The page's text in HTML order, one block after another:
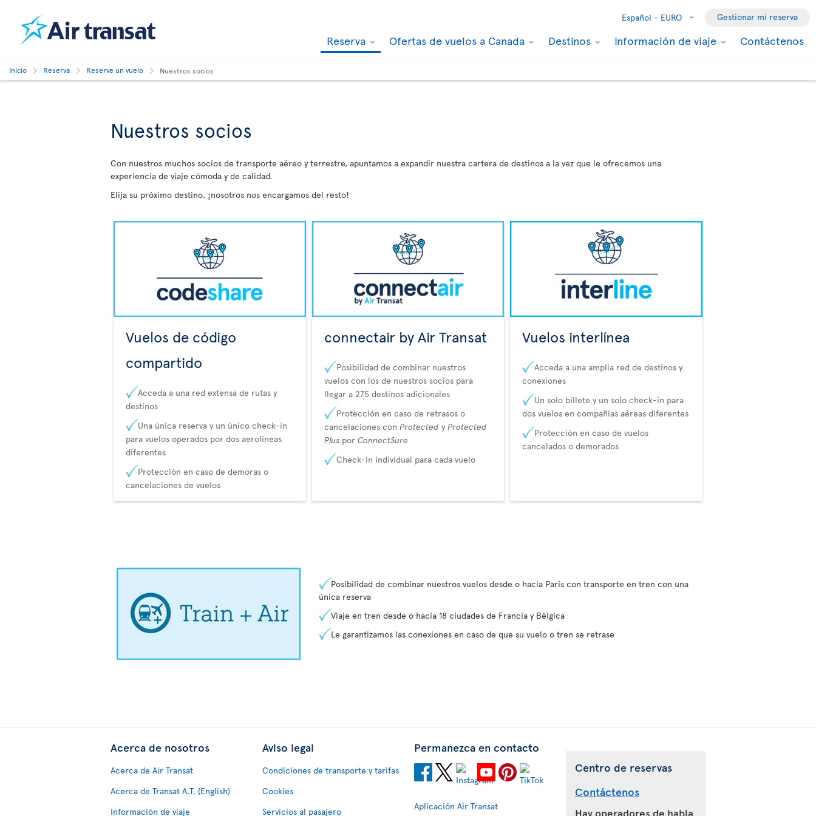
Español - EURO Gestionar mi reserva
Reserva Ofertas de vuelos a Canada Destinos Información de viaje Contáctenos
Inicio Reserva Reserve un vuelo Nuestros socios
Nuestros socios
Con nuestros muchos socios de transporte aéreo y terrestre, apuntamos a expandir nuestra cartera de destinos a la vez que le ofrecemos una
experiencia de viaje cómoda y de calidad.
Elija su próximo destino, ¡nosotros nos encargamos del resto!
Vuelos de código
compartido
Acceda a una red extensa de rutas y
destinos
Una única reserva y un único check-in
para vuelos operados por dos aerolíneas
diferentes
Protección en caso de demoras o
cancelaciones de vuelos
connectair by Air Transat
Posibilidad de combinar nuestros
vuelos con los de nuestros socios para
llegar a 275 destinos adicionales
Protección en caso de retrasos o
cancelaciones con Protected y Protected
Pluspor ConnectSure
Check-in individual para cada vuelo
Vuelos interlínea
Acceda a una amplia red de destinos y
conexiones
Un solo billete y un solo check-in para
dos vuelos en compañías aéreas diferentes
Protección en caso de vuelos
cancelados o demorados
Posibilidad de combinar nuestros vuelos desde o hacia París con transporte en tren con una
única reserva
Viaje en tren desde o hacia 18 ciudades de Francia y Bélgica
Le garantizamos las conexiones en caso de que su vuelo o tren se retrase
Acerca de nosotros
Acerca de Air Transat
Acerca de Transat A.T. (English)
Información de viaje
Aviso legal
Condiciones de transporte y tarifas
Cookies
Servicios al pasajero
Permanezca en contacto
Aplicación Air Transat
Centro de reservas
Contáctenos